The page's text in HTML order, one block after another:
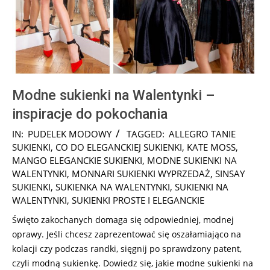
Modne sukienki na Walentynki –
inspiracje do pokochania
2025-
02-
13
IN: PUDELEK MODOWY TAGGED: ALLEGRO TANIE
SUKIENKI, CO DO ELEGANCKIEJ SUKIENKI, KATE MOSS,
MANGO ELEGANCKIE SUKIENKI, MODNE SUKIENKI NA
WALENTYNKI, MONNARI SUKIENKI WYPRZEDAŻ, SINSAY
SUKIENKI, SUKIENKA NA WALENTYNKI, SUKIENKI NA
WALENTYNKI, SUKIENKI PROSTE I ELEGANCKIE
Święto zakochanych domaga się odpowiedniej, modnej
oprawy. Jeśli chcesz zaprezentować się oszałamiająco na
kolacji czy podczas randki, sięgnij po sprawdzony patent,
czyli modną sukienkę. Dowiedz się, jakie modne sukienki na